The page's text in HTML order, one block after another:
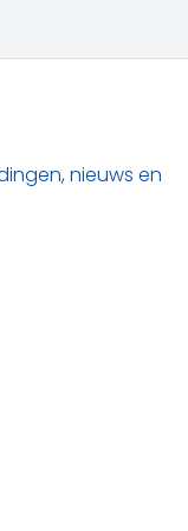
nieuws en